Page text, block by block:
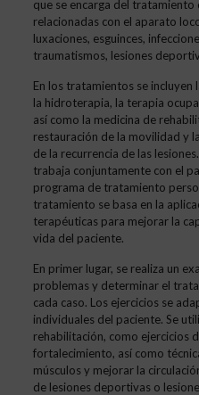
que se encarga del
relacionadas con el aparato
luxaciones, esguinces,
traumatismos, lesiones
En los tratamientos se
la hidroterapia, la terapia
así como la medicina de
restauración de la movilidad y
de la recurrencia de las
trabaja conjuntamente con el
programa de tratamiento
tratamiento se basa en la
terapéuticas para mejorar la
vida del paciente.
En primer lugar, se realiza un
problemas y determinar el
cada caso. Los ejercicios se
individuales del paciente. Se
rehabilitación, como ejercicios
fortalecimiento, así como
músculos y mejorar la
de lesiones deportivas o